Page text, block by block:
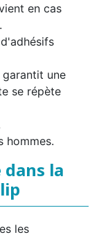
en cas
une
se répète
hommes.
la
les